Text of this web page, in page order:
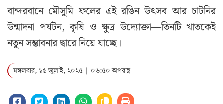
বান্দরবানে মৌসুমি ফলের এই রঙিন উৎসব আর চাটনির
উন্মাদনা পর্যটন, কৃষি ও ক্ষুদ্র উদ্যোক্তা—তিনটি খাতকেই
নতুন সম্ভাবনার দ্বারে নিয়ে যাচ্ছে।
মঙ্গলবার, ১৫ জুলাই, ২০২৫ | ০৬:৫০ অপরাহ্ণ